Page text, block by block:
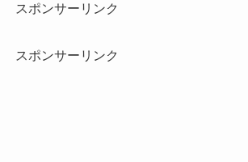
スポンサーリンク
スポンサーリンク